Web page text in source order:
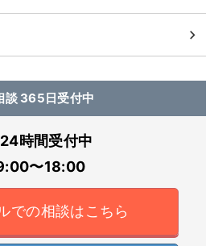
談 365日受付中
時間受付中
〜18:00
での相談はこちら